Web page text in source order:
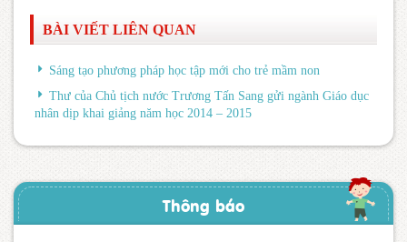
BÀI VIẾT LIÊN QUAN
Sáng tạo phương pháp học tập mới cho trẻ mầm non
Thư của Chủ tịch nước Trương Tấn Sang gửi ngành Giáo dục
nhân dịp khai giảng năm học 2014 – 2015
Thông báo